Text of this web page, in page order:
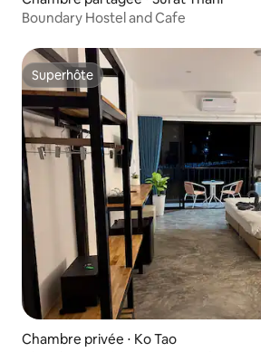
Boundary Hostel and Cafe
Superhôte
Superhôte
Chambre privée ⋅ Ko Tao